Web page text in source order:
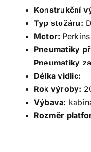
Konstrukční
Typ stožáru:
Motor: Perkins
Pneumatiky
Pneumatiky
Délka vidlic:
Rok výroby:
Výbava:
Rozměr